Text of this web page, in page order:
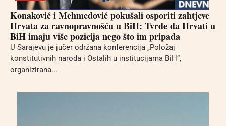
Konaković i Mehmedović pokušali osporiti zahtjeve
Hrvata za ravnopravnošću u BiH: Tvrde da Hrvati u
BiH imaju više pozicija nego što im pripada
U Sarajevu je jučer održana konferencija „Položaj
konstitutivnih naroda i Ostalih u institucijama BiH“,
organizirana...